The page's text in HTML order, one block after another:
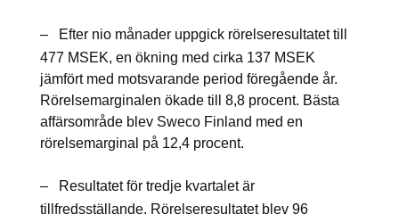
–
Efter nio månader uppgick rörelseresultatet till
477 MSEK, en ökning med cirka 137 MSEK
jämfört med motsvarande period föregående år.
Rörelsemarginalen ökade till 8,8 procent. Bästa
affärsområde blev Sweco Finland med en
rörelsemarginal på 12,4 procent.
–
Resultatet för tredje kvartalet är
tillfredsställande. Rörelseresultatet blev 96